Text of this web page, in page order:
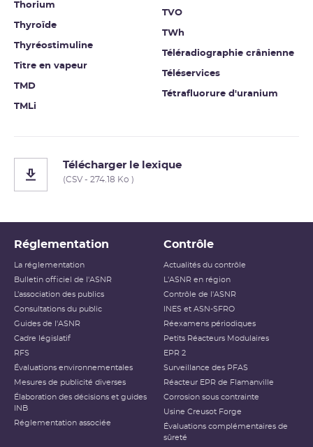
Thorium
Thyroïde
Thyréostimuline
Titre en vapeur
TMD
TMLi
TVO
TWh
Téléradiographie crânienne
Téléservices
Tétrafluorure d'uranium
Télécharger le lexique
(CSV - 274.18 Ko )
Réglementation
La réglementation
Bulletin officiel de l'ASNR
L’association des publics
Consultations du public
Guides de l'ASNR
Cadre législatif
RFS
Évaluations environnementales
Mesures de publicité diverses
Élaboration des décisions et guides
INB
Réglementation associée
Contrôle
Actualités du contrôle
L'ASNR en région
Contrôle de l'ASNR
INES et ASN-SFRO
Réexamens périodiques
Petits Réacteurs Modulaires
EPR 2
Surveillance des PFAS
Réacteur EPR de Flamanville
Corrosion sous contrainte
Usine Creusot Forge
Évaluations complémentaires de
sûreté